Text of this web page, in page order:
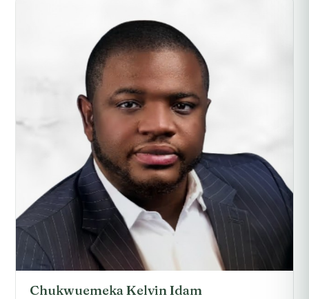
Chukwuemeka Kelvin Idam